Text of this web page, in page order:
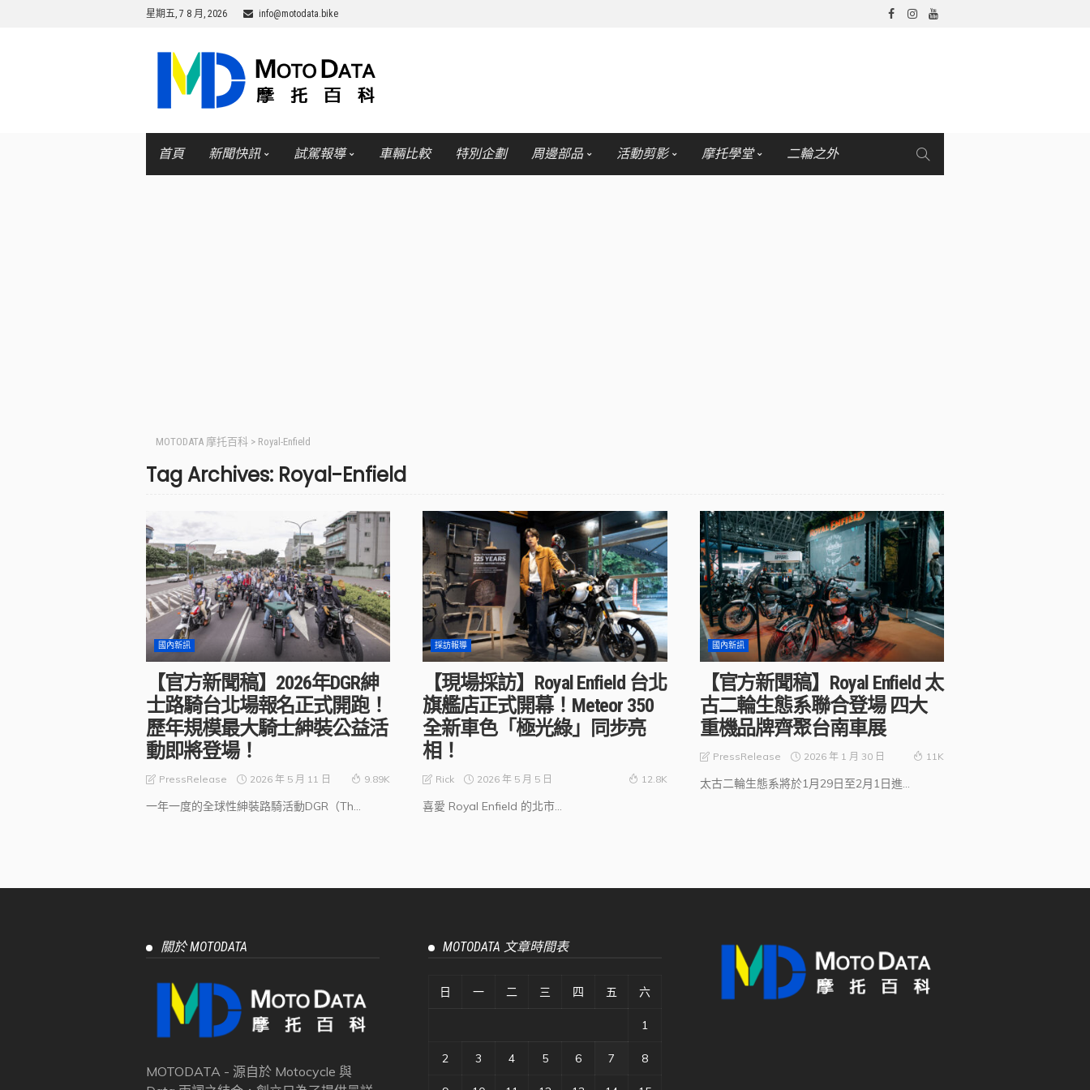
星期五, 7 8 月, 2026 info@motodata.bike
首頁 新聞快訊 試駕報導 車輛比較 特別企劃 周邊部品 活動剪影 摩托學堂 二輪之外
MOTODATA 摩托百科 > Royal-Enfield
Tag Archives: Royal-Enfield
國內新訊
【官方新聞稿】2026年DGR紳
士路騎台北場報名正式開跑！
歷年規模最大騎士紳裝公益活
動即將登場！
PressRelease 2026 年 5 月 11 日 9.89K
一年一度的全球性紳裝路騎活動DGR（Th...
採訪報導
【現場採訪】Royal Enfield 台北
旗艦店正式開幕！Meteor 350
全新車色「極光綠」同步亮
相！
Rick 2026 年 5 月 5 日 12.8K
喜愛 Royal Enfield 的北市...
國內新訊
【官方新聞稿】Royal Enfield 太
古二輪生態系聯合登場 四大
重機品牌齊聚台南車展
PressRelease 2026 年 1 月 30 日 11K
太古二輪生態系將於1月29日至2月1日進...
關於 MOTODATA
MOTODATA - 源自於 Motocycle 與
MOTODATA 文章時間表
日 一 二 三 四 五 六
1
2 3 4 5 6 7 8